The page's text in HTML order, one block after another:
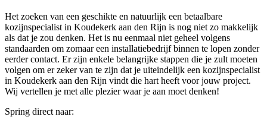
Het zoeken van een geschikte en natuurlijk een betaalbare
kozijnspecialist in Koudekerk aan den Rijn is nog niet zo makkelijk
als dat je zou denken. Het is nu eenmaal niet geheel volgens
standaarden om zomaar een installatiebedrijf binnen te lopen zonder
eerder contact. Er zijn enkele belangrijke stappen die je zult moeten
volgen om er zeker van te zijn dat je uiteindelijk een kozijnspecialist
in Koudekerk aan den Rijn vindt die hart heeft voor jouw project.
Wij vertellen je met alle plezier waar je aan moet denken!
Spring direct naar: